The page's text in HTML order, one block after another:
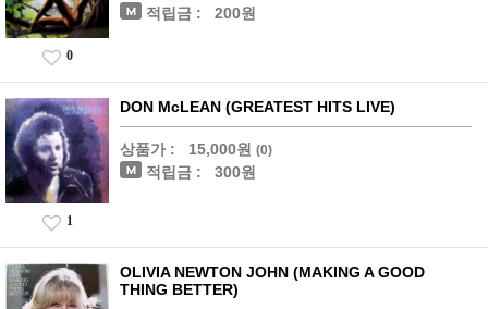
적립금 : 200원
0
DON McLEAN (GREATEST HITS LIVE)
상품가 : 15,000원 (0)
적립금 : 300원
1
OLIVIA NEWTON JOHN (MAKING A GOOD
THING BETTER)